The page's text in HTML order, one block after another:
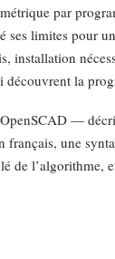
par
ses limites pour
installation
découvrent la
—
français, une
de l’algorithme,